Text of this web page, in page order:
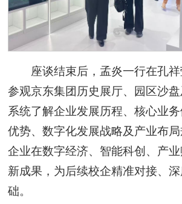
座谈结束后，孟炎一行在孔
参观京东集团历史展厅、园区沙盘
系统了解企业发展历程、核心业
优势、数字化发展战略及产业布
企业在数字经济、智能科创、产
新成果，为后续校企精准对接、
础。